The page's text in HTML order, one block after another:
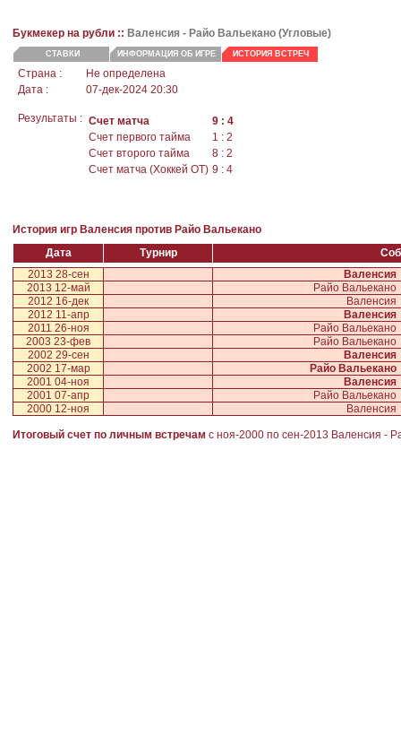
Букмекер на рубли :: Валенсия - Райо Вальекано (Угловые)
СТАВКИ ИНФОРМАЦИЯ ОБ ИГРЕ ИСТОРИЯ ВСТРЕЧ
Страна :
Не определена
Дата :
07-дек-2024 20:30
Результаты : Счет матча
9 : 4
Счет первого тайма
1 : 2
Счет второго тайма
8 : 2
Счет матча (Хоккей ОТ) 9 : 4
История игр Валенсия против Райо Вальекано
Дата
Турнир
2013 28-сен
Валенсия
2013 12-май
Райо Вальекано
2012 16-дек
Валенсия
2012 11-апр
Валенсия
2011 26-ноя
Райо Вальекано
2003 23-фев
Райо Вальекано
2002 29-сен
Валенсия
2002 17-мар
Райо Вальекано
2001 04-ноя
Валенсия
2001 07-апр
Райо Вальекано
2000 12-ноя
Валенсия
Итоговый счет по личным встречам с ноя-2000 по сен-2013 Валенсия -